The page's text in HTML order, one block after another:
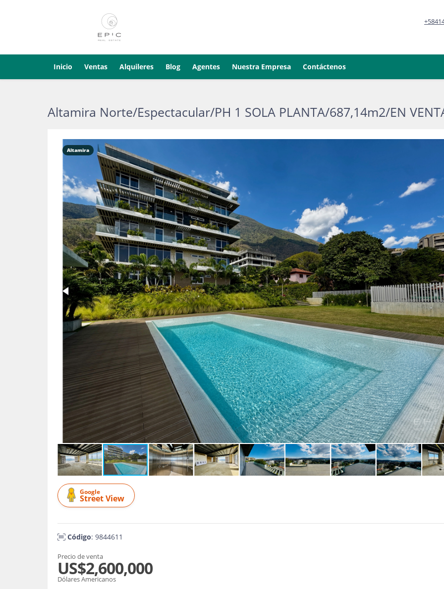
Inicio Ventas Alquileres Blog Agentes Nuestra Empresa Contáctenos
Altamira Norte/Espectacular/PH 1 SOLA PLANTA/687,14m2/EN
Altamira
Google
Street View
Código: 9844611
Precio de venta
US$2,600,000
Dólares Americanos